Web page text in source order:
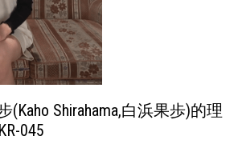
Shirahama,白浜果歩)的理
045